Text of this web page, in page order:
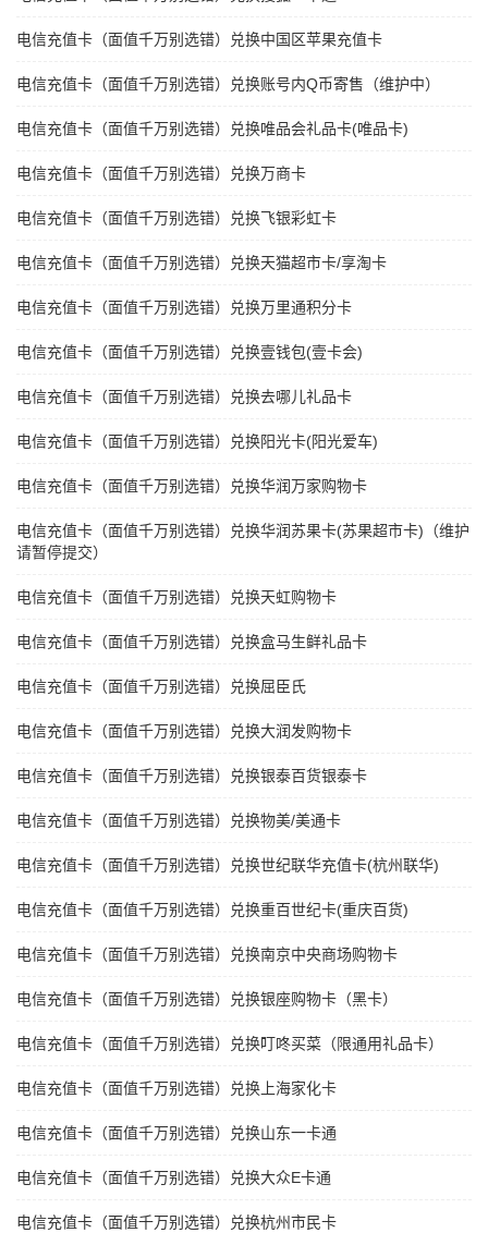
电信充值卡（面值千万别选错）兑换中国区苹果充值卡
电信充值卡（面值千万别选错）兑换账号内Q币寄售（维护中）
电信充值卡（面值千万别选错）兑换唯品会礼品卡(唯品卡)
电信充值卡（面值千万别选错）兑换万商卡
电信充值卡（面值千万别选错）兑换飞银彩虹卡
电信充值卡（面值千万别选错）兑换天猫超市卡/享淘卡
电信充值卡（面值千万别选错）兑换万里通积分卡
电信充值卡（面值千万别选错）兑换壹钱包(壹卡会)
电信充值卡（面值千万别选错）兑换去哪儿礼品卡
电信充值卡（面值千万别选错）兑换阳光卡(阳光爱车)
电信充值卡（面值千万别选错）兑换华润万家购物卡
电信充值卡（面值千万别选错）兑换华润苏果卡(苏果超市卡)（维护
请暂停提交）
电信充值卡（面值千万别选错）兑换天虹购物卡
电信充值卡（面值千万别选错）兑换盒马生鲜礼品卡
电信充值卡（面值千万别选错）兑换屈臣氏
电信充值卡（面值千万别选错）兑换大润发购物卡
电信充值卡（面值千万别选错）兑换银泰百货银泰卡
电信充值卡（面值千万别选错）兑换物美/美通卡
电信充值卡（面值千万别选错）兑换世纪联华充值卡(杭州联华)
电信充值卡（面值千万别选错）兑换重百世纪卡(重庆百货)
电信充值卡（面值千万别选错）兑换南京中央商场购物卡
电信充值卡（面值千万别选错）兑换银座购物卡（黑卡）
电信充值卡（面值千万别选错）兑换叮咚买菜（限通用礼品卡）
电信充值卡（面值千万别选错）兑换上海家化卡
电信充值卡（面值千万别选错）兑换山东一卡通
电信充值卡（面值千万别选错）兑换大众E卡通
电信充值卡（面值千万别选错）兑换杭州市民卡